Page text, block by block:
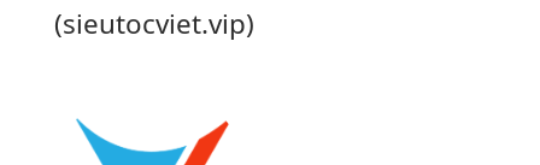
(sieutocviet.vip)